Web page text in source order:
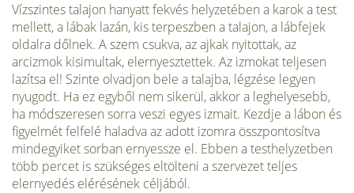
Vízszintes talajon hanyatt fekvés helyzetében a karok a test
mellett, a lábak lazán, kis terpeszben a talajon, a lábfejek
oldalra dőlnek. A szem csukva, az ajkak nyitottak, az
arcizmok kisimultak, elernyesztettek. Az izmokat teljesen
lazítsa el! Szinte olvadjon bele a talajba, légzése legyen
nyugodt. Ha ez egyből nem sikerül, akkor a leghelyesebb,
ha módszeresen sorra veszi egyes izmait. Kezdje a lábon és
figyelmét felfelé haladva az adott izomra összpontosítva
mindegyiket sorban ernyessze el. Ebben a testhelyzetben
több percet is szükséges eltölteni a szervezet teljes
elernyedés elérésének céljából.